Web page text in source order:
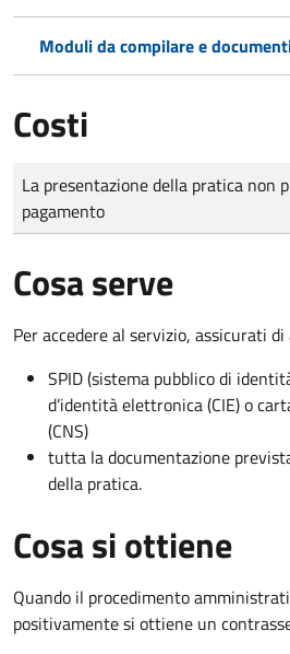
Moduli da compilare e
Costi
Tipo di pagamento
Importo
La presentazione della pratica non
pagamento
Cosa serve
Per accedere al servizio, assicurati di
SPID (sistema pubblico di
d’identità elettronica (CIE) o
(CNS)
tutta la documentazione
della pratica.
Cosa si ottiene
Quando il procedimento
positivamente si ottiene un